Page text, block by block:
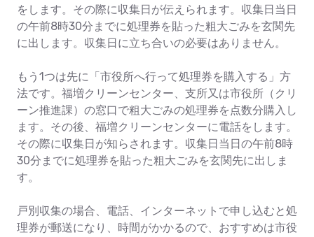
をします。その際に収集日が伝えられます。収集日当日
の午前8時30分までに処理券を貼った粗大ごみを玄関先
に出します。収集日に立ち合いの必要はありません。
もう1つは先に「市役所へ行って処理券を購入する」方
法です。福増クリーンセンター、支所又は市役所（クリ
ーン推進課）の窓口で粗大ごみの処理券を点数分購入し
ます。その後、福増クリーンセンターに電話をします。
その際に収集日が知らされます。収集日当日の午前8時
30分までに処理券を貼った粗大ごみを玄関先に出しま
す。
戸別収集の場合、電話、インターネットで申し込むと処
理券が郵送になり、時間がかかるので、おすすめは市役